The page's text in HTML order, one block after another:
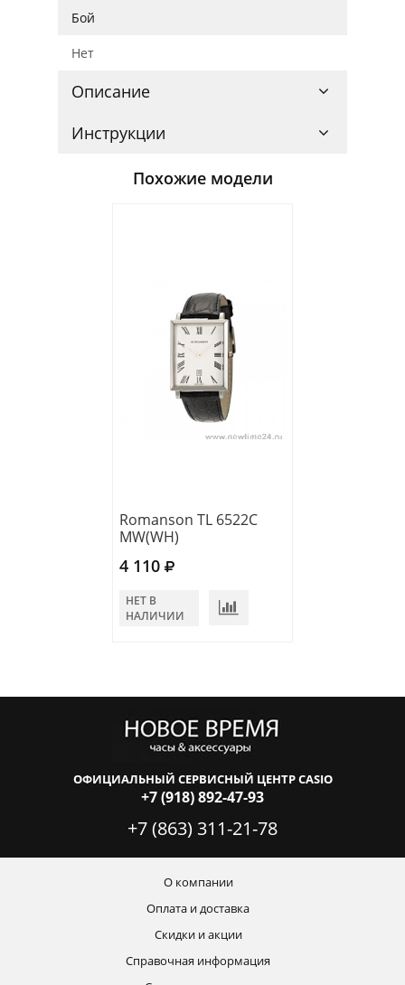
Бой
Нет
Описание
Инструкции
Похожие модели
Romanson TL 6522C
MW(WH)
4 110
НЕТ В
НАЛИЧИИ
ОФИЦИАЛЬНЫЙ СЕРВИСНЫЙ ЦЕНТР CASIO
+7 (918) 892-47-93
+7 (863) 311-21-78
О компании
Оплата и доставка
Скидки и акции
Справочная информация